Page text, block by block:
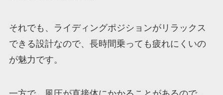
それでも、ライディングポジションがリラックス
できる設計なので、長時間乗っても疲れにくいの
が魅力です。